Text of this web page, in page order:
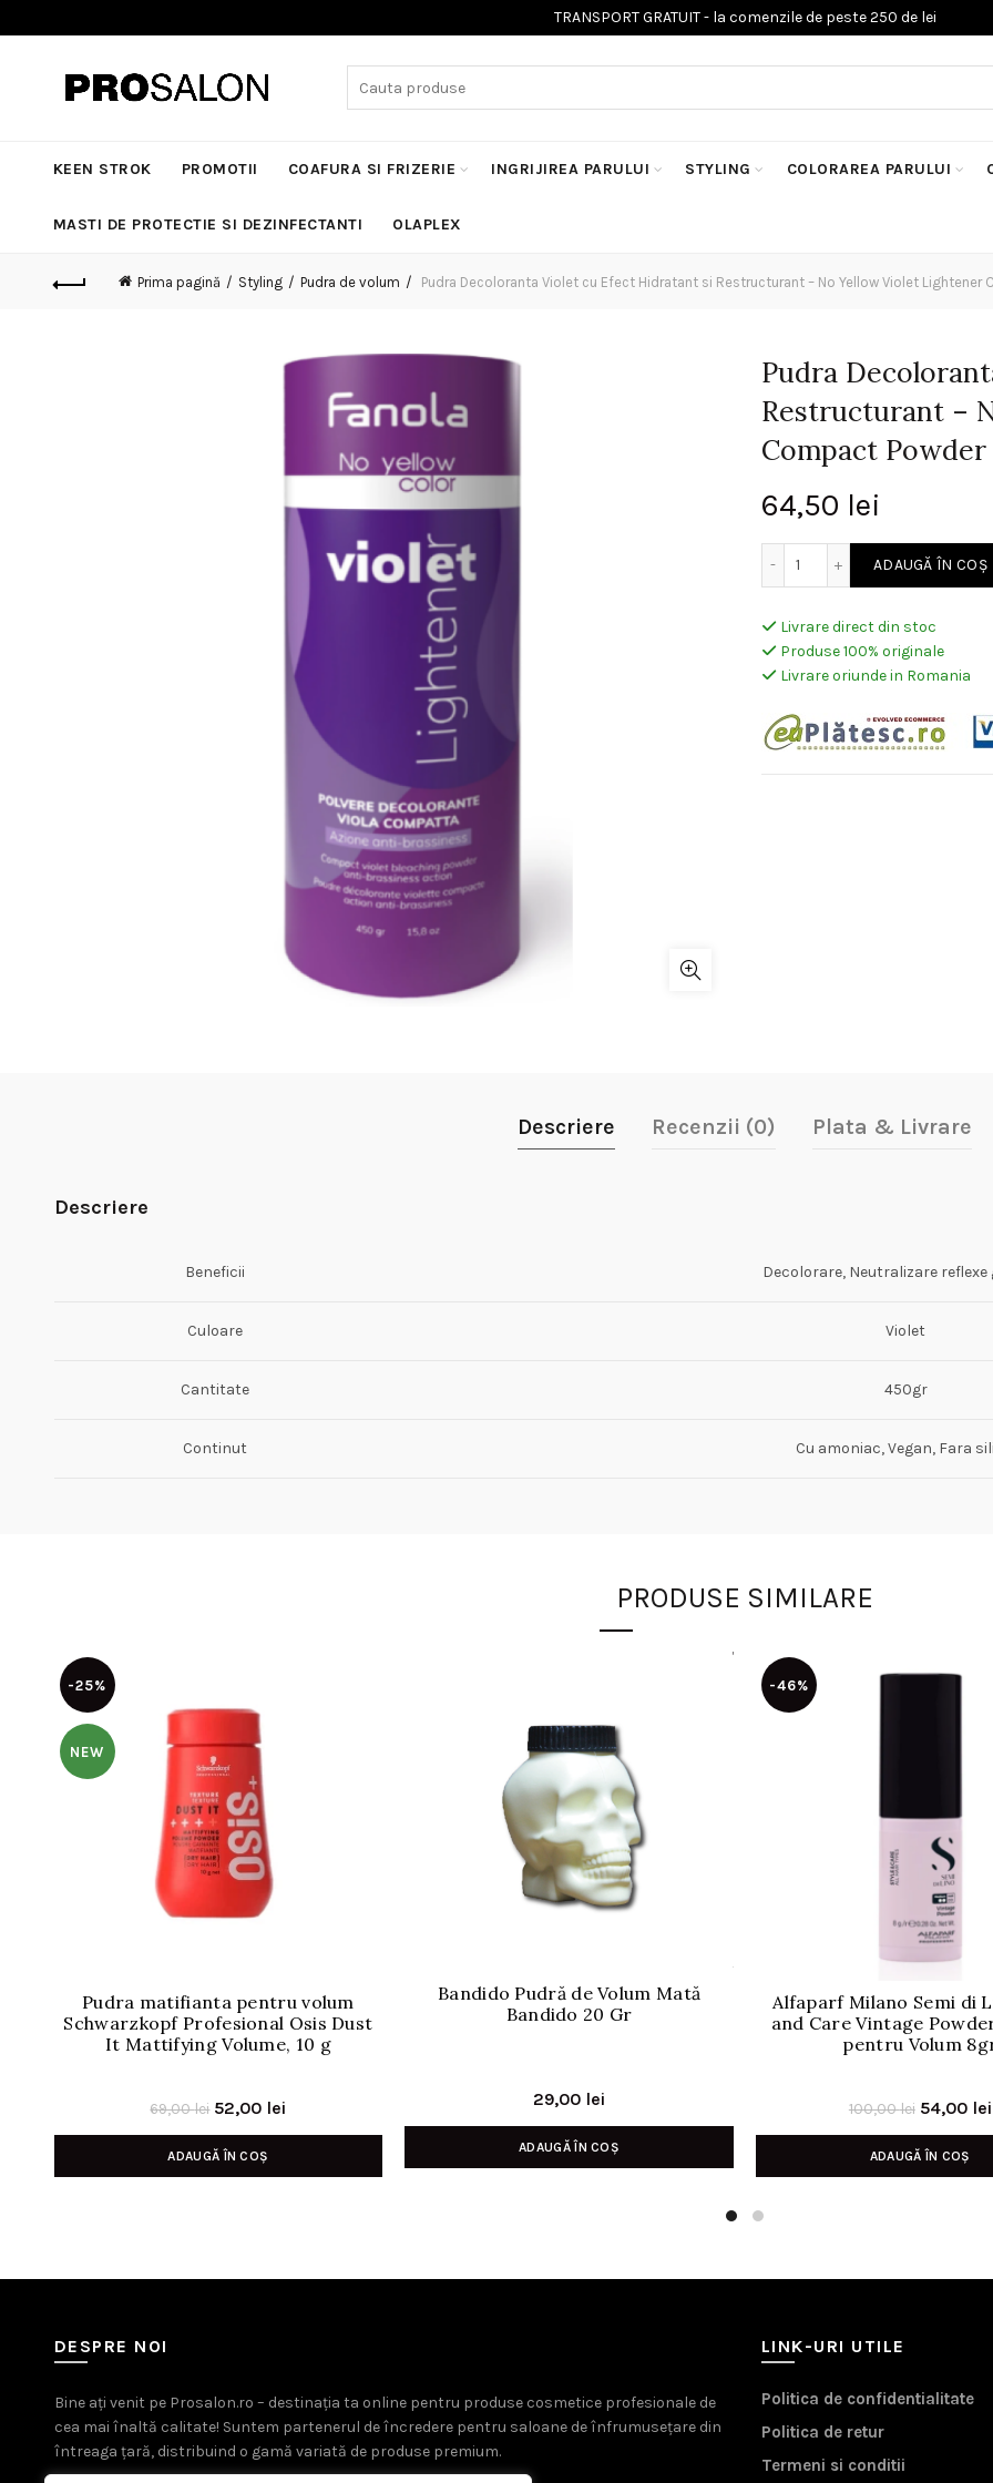
KEEN STROK PROMOTII COAFURA SI FRIZERIE INGRIJIREA PARULUI STYLING COLORAREA PARULUI
MASTI DE PROTECTIE SI DEZINFECTANTI OLAPLEX
Prima pagină Styling Pudra de volum Pudra Decoloranta Violet cu Efect Hidratant si Restructurant – No Yellow Violet Lightener
Pudra
Restructurant –
Compact
64,50 lei
Cantitate Pudra
ADAUGĂ ÎN COȘ
Livrare direct din stoc
Produse 100% originale
Livrare oriunde in Romania
Descriere Recenzii (0) Plata & Livrare
Descriere
Beneficii Decolorare, Neutralizare reflexe
Culoare Violet
Cantitate 450gr
Continut Cu amoniac, Vegan, Fara
PRODUSE SIMILARE
-25%
NEW
Pudra matifianta pentru volum
Schwarzkopf Profesional Osis Dust
It Mattifying Volume, 10 g
69,00lei Prețul
inițial
a
52,00 lei
curent
ADAUGĂ ÎN COȘ
Bandido Pudră de Volum Mată
Bandido 20 Gr
29,00 lei
ADAUGĂ ÎN COȘ
-46%
Alfaparf Milano Semi di
and Care Vintage
pentru Volum
100,00lei Prețul
inițial
a
54,00 lei
ADAUGĂ ÎN COȘ
DESPRE NOI
Bine ați venit pe Prosalon.ro – destinația ta online pentru produse cosmetice profesionale de
cea mai înaltă calitate! Suntem partenerul de încredere pentru saloane de înfrumusețare din
întreaga țară, distribuind o gamă variată de produse premium.
LINK-URI UTILE
Politica de confidentialitate
Politica de retur
Termeni si conditii